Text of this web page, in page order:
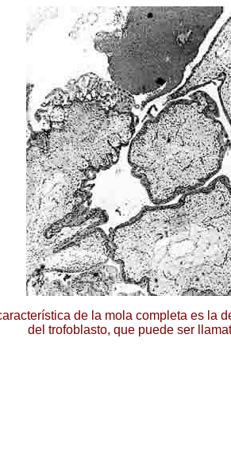
de la mola completa es la
del trofoblasto, que puede ser